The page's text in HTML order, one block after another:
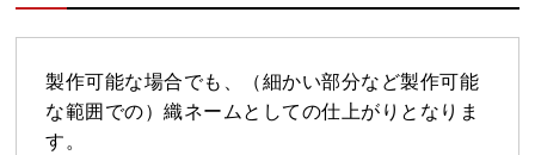
製作可能な場合でも、（細かい部分など製作可能
な範囲での）織ネームとしての仕上がりとなりま
す。